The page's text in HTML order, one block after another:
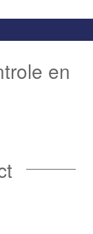
en